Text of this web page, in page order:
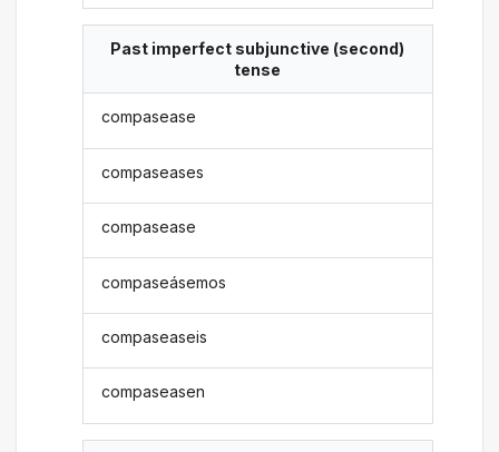
Past imperfect subjunctive (second)
tense
compasease
compaseases
compasease
compaseásemos
compaseaseis
compaseasen